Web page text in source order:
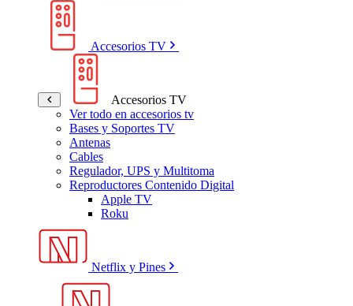
Accesorios TV
Accesorios TV
Ver todo en accesorios tv
Bases y Soportes TV
Antenas
Cables
Regulador, UPS y Multitoma
Reproductores Contenido Digital
Apple TV
Roku
Netflix y Pines